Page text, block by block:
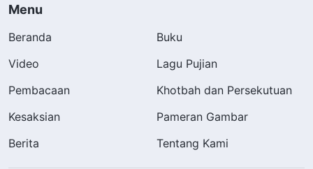
Menu
Beranda
Buku
Video
Lagu Pujian
Pembacaan
Khotbah dan Persekutuan
Kesaksian
Pameran Gambar
Berita
Tentang Kami